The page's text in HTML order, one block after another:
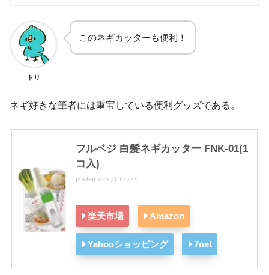
トリ
このネギカッターも便利！
ネギ好きな筆者には重宝している便利グッズである。
フルベジ 白髪ネギカッター FNK-01(1
コ入)
posted with カエレバ
楽天市場 Amazon
Yahooショッピング 7net